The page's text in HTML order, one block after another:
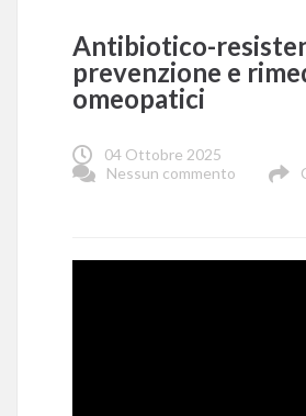
Antibiotico-
prevenzione e
omeopatici
04 Ottobre 2025
Nessun commento